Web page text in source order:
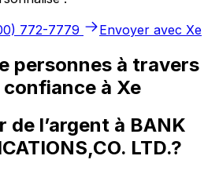
772-7779
Envoyer avec Xe
personnes à travers
à Xe
de l’argent à BANK
LTD.?